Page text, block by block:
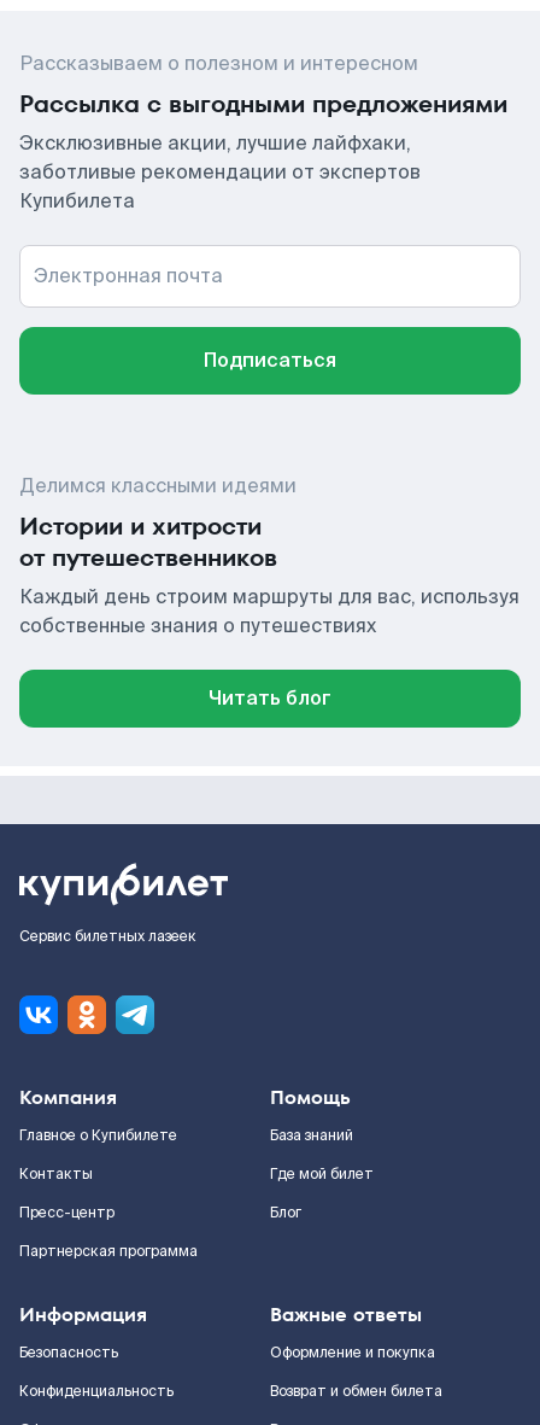
Рассказываем о полезном и интересном
Рассылка с выгодными предложениями
Эксклюзивные акции, лучшие лайфхаки,
заботливые рекомендации от экспертов
Купибилета
Электронная почта
Подписаться
Делимся классными идеями
Истории и хитрости
от путешественников
Каждый день строим маршруты для вас, используя
собственные знания о путешествиях
Читать блог
Сервис билетных лазеек
Компания
Главное о Купибилете
Контакты
Пресс-центр
Партнерская программа
Помощь
База знаний
Где мой билет
Блог
Информация
Безопасность
Конфиденциальность
Важные ответы
Оформление и покупка
Возврат и обмен билета